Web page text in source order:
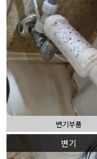
변기부품
변기